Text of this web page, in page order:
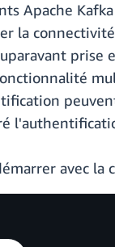
Apache
la
prise
avec